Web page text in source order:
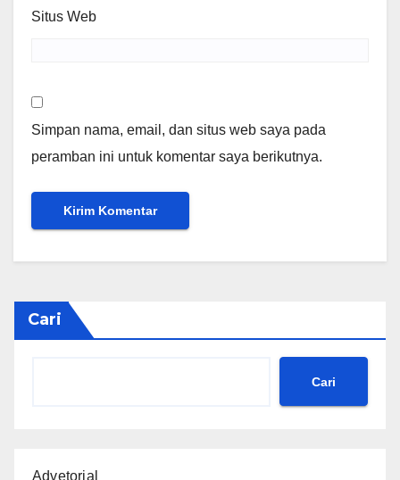
Situs Web
Simpan nama, email, dan situs web saya pada
peramban ini untuk komentar saya berikutnya.
Cari
Cari
Advetorial